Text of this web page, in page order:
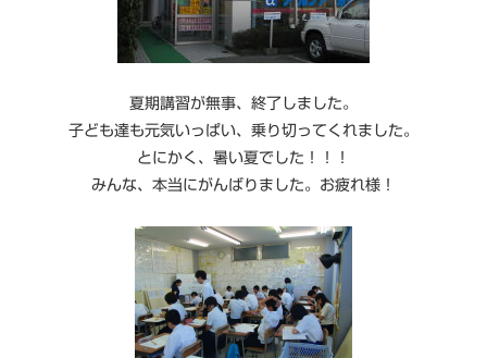
夏期講習が無事、終了しました。
子ども達も元気いっぱい、乗り切ってくれました。
とにかく、暑い夏でした！！！
みんな、本当にがんばりました。お疲れ様！